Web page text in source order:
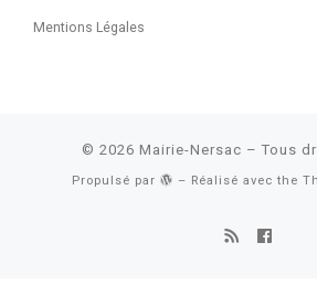
Mentions Légales
© 2026 Mairie-Nersac – Tous
Propulsé par – Réalisé avec the